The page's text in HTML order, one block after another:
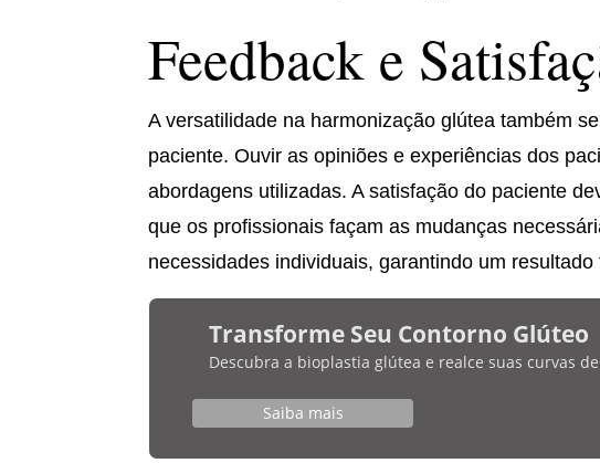
Feedback e
A versatilidade na harmonização glútea também
paciente. Ouvir as opiniões e experiências dos
abordagens utilizadas. A satisfação do paciente
que os profissionais façam as mudanças
necessidades individuais, garantindo um
Transforme Seu Contorno Glúteo
Descubra a bioplastia glútea e realce suas curvas
Saiba mais